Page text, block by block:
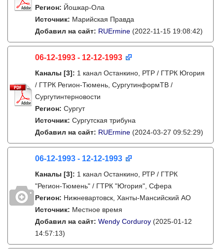
Регион: Йошкар-Ола
Источник: Марийская Правда
Добавил на сайт: RUErmine (2022-11-15 19:08:42)
06-12-1993 - 12-12-1993
Каналы [3]: 1 канал Останкино, РТР / ГТРК Югория
/ ГТРК Регион-Тюмень, СургутинформТВ /
Сургутинтерновости
Регион: Сургут
Источник: Сургутская трибуна
Добавил на сайт: RUErmine (2024-03-27 09:52:29)
06-12-1993 - 12-12-1993
Каналы [3]: 1 канал Останкино, РТР / ГТРК
"Регион-Тюмень" / ГТРК "Югория", Сфера
Регион: Нижневартовск, Ханты-Мансийский АО
Источник: Местное время
Добавил на сайт: Wendy Corduroy (2025-01-12
14:57:13)